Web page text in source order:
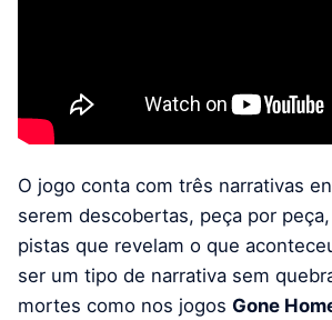
O jogo conta com três narrativas
serem descobertas, peça por
pistas que revelam o que
ser um tipo de narrativa sem
mortes como nos jogos Gone